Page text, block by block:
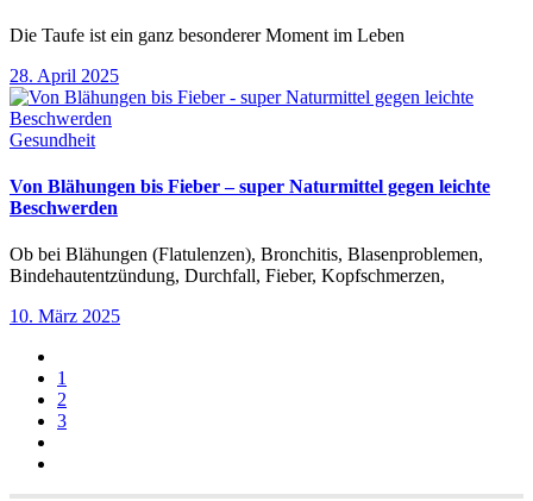
Die Taufe ist ein ganz besonderer Moment im Leben
28. April 2025
Gesundheit
Von Blähungen bis Fieber – super Naturmittel gegen leichte
Beschwerden
Ob bei Blähungen (Flatulenzen), Bronchitis, Blasenproblemen,
Bindehautentzündung, Durchfall, Fieber, Kopfschmerzen,
10. März 2025
1
2
3